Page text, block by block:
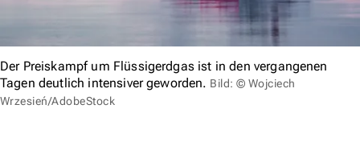
Der Preiskampf um Flüssigerdgas ist in den vergangenen
Tagen deutlich intensiver geworden. Bild: © Wojciech
Wrzesień/AdobeStock